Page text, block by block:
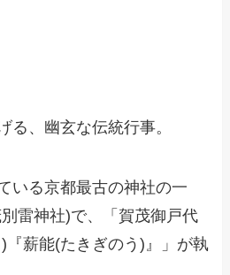
る、幽玄な伝統行事。
いる京都最古の神社の一
雷神社)で、「賀茂御戸代
『薪能(たきぎのう)』」が執